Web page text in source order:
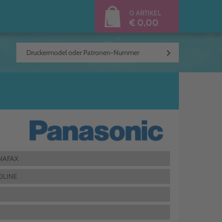
0 ARTIKEL
€ 0,00
keyboard_arrow_right